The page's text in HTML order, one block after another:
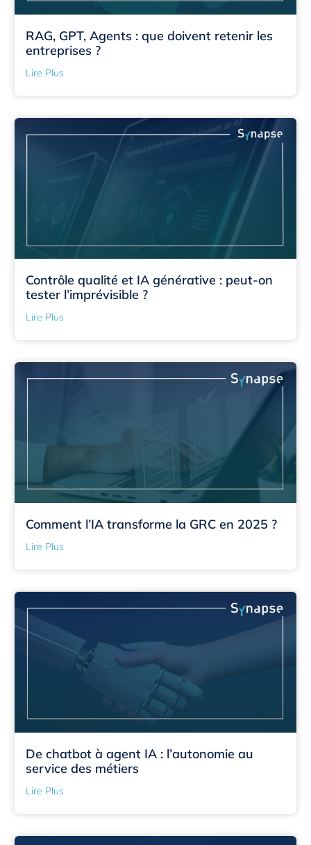
RAG, GPT, Agents : que doivent retenir les
entreprises ?
Lire Plus
Contrôle qualité et IA générative : peut-on
tester l’imprévisible ?
Lire Plus
Comment l’IA transforme la GRC en 2025 ?
Lire Plus
De chatbot à agent IA : l’autonomie au
service des métiers
Lire Plus